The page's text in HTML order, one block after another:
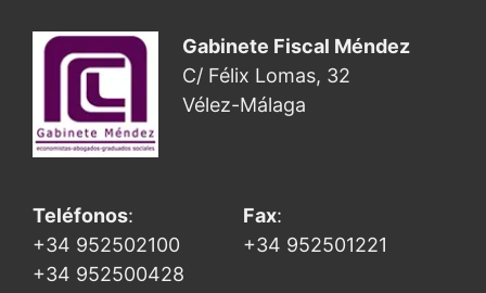
Gabinete Fiscal Méndez
C/ Félix Lomas, 32
Vélez-Málaga
Teléfonos:
+34 952502100
+34 952500428
Fax:
+34 952501221